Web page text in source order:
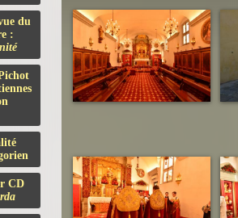
du
:
CD